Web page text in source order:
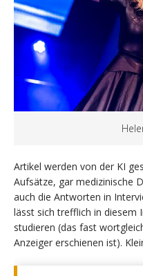
Artikel werden von der KI
Aufsätze, gar medizinische
auch die Antworten in
lässt sich trefflich in diesem
studieren (das fast
Anzeiger erschienen ist).